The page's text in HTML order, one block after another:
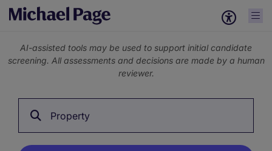
AI-assisted tools may be used to support initial candidate
screening. All assessments and decisions are made by a human
reviewer.
Property